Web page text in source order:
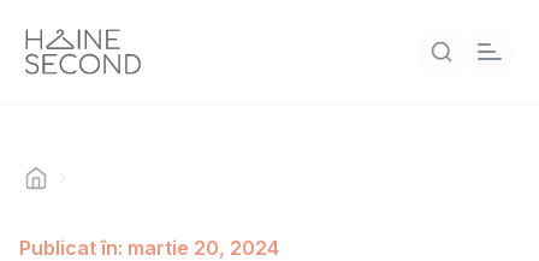
Publicat în: martie 20, 2024